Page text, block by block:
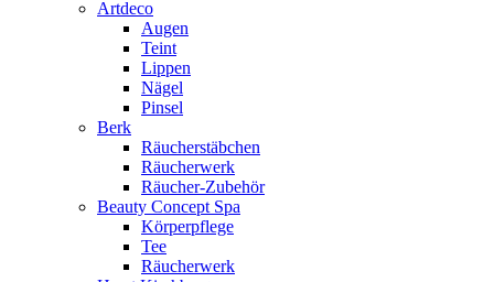
Artdeco
Augen
Teint
Lippen
Nägel
Pinsel
Berk
Räucherstäbchen
Räucherwerk
Räucher-Zubehör
Beauty Concept Spa
Körperpflege
Tee
Räucherwerk